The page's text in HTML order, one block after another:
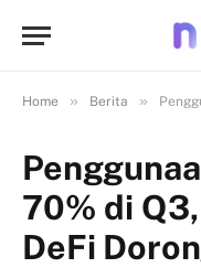
Home » Berita »
70% di
DeFi